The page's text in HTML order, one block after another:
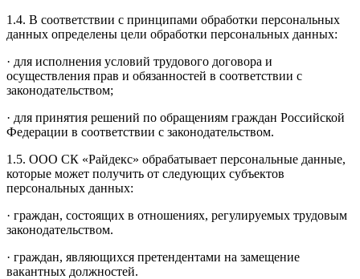
1.4. В соответствии с принципами обработки персональных
данных определены цели обработки персональных данных:
· для исполнения условий трудового договора и
осуществления прав и обязанностей в соответствии с
законодательством;
· для принятия решений по обращениям граждан Российской
Федерации в соответствии с законодательством.
1.5. ООО СК «Райдекс» обрабатывает персональные данные,
которые может получить от следующих субъектов
персональных данных:
· граждан, состоящих в отношениях, регулируемых трудовым
законодательством.
· граждан, являющихся претендентами на замещение
вакантных должностей.